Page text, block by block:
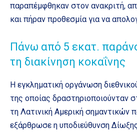
παραπέμφθηκαν στον ανακριτή,
και πήραν προθεσμία για να
Πάνω από 5 εκατ.
τη διακίνηση κοκαΐνης
Η εγκληματική οργάνωση
της οποίας δραστηριοποιούνταν
τη Λατινική Αμερική σημαντικών
εξάρθρωσε η υποδιεύθυνση